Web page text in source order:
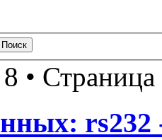
• Страница